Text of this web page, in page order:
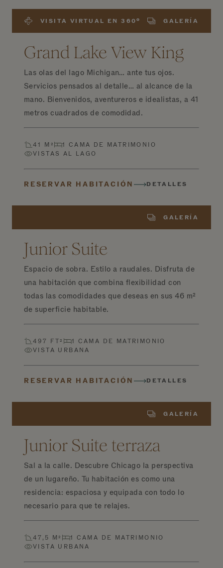
VISITA VIRTUAL EN 360º GALERÍA
Grand Lake View King
Las olas del lago Michigan… ante tus ojos.
Servicios pensados al detalle… al alcance de la
mano. Bienvenidos, aventureros e idealistas, a 41
metros cuadrados de comodidad.
41 M²
1 CAMA DE MATRIMONIO
VISTAS AL LAGO
RESERVAR HABITACIÓN DETALLES
GALERÍA
Junior Suite
Espacio de sobra. Estilo a raudales. Disfruta de
una habitación que combina flexibilidad con
todas las comodidades que deseas en sus 46 m²
de superficie habitable.
497 FT²
1 CAMA DE MATRIMONIO
VISTA URBANA
RESERVAR HABITACIÓN DETALLES
GALERÍA
Junior Suite terraza
Sal a la calle. Descubre Chicago la perspectiva
de un lugareño. Tu habitación es como una
residencia: espaciosa y equipada con todo lo
necesario para que te relajes.
47,5 M²
1 CAMA DE MATRIMONIO
VISTA URBANA